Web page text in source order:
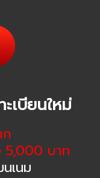
เบียนใหม่
5,000 บาท
เนม